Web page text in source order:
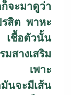
จะมาดูว่า
รสิต พาหะ
เชื้อตัวนั้น
างเสริม
กร เพาะ
นจะมีเส้น